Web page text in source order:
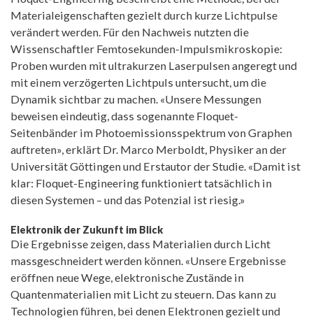
Materialeigenschaften gezielt durch kurze Lichtpulse
verändert werden. Für den Nachweis nutzten die
Wissenschaftler Femtosekunden-Impulsmikroskopie:
Proben wurden mit ultrakurzen Laserpulsen angeregt und
mit einem verzögerten Lichtpuls untersucht, um die
Dynamik sichtbar zu machen. «Unsere Messungen
beweisen eindeutig, dass sogenannte Floquet-
Seitenbänder im Photoemissionsspektrum von Graphen
auftreten», erklärt Dr. Marco Merboldt, Physiker an der
Universität Göttingen und Erstautor der Studie. «Damit ist
klar: Floquet-Engineering funktioniert tatsächlich in
diesen Systemen – und das Potenzial ist riesig.»
Elektronik der Zukunft im Blick
Die Ergebnisse zeigen, dass Materialien durch Licht
massgeschneidert werden können. «Unsere Ergebnisse
eröffnen neue Wege, elektronische Zustände in
Quantenmaterialien mit Licht zu steuern. Das kann zu
Technologien führen, bei denen Elektronen gezielt und